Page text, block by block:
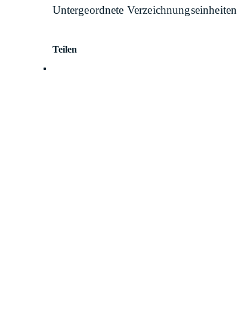
Untergeordnete Verzeichnungseinheiten
Teilen